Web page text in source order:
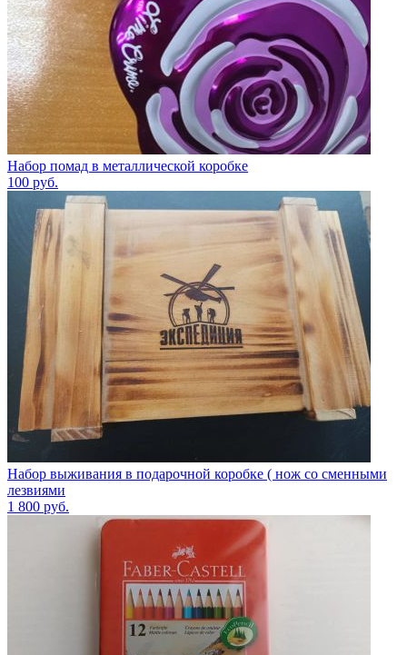
Набор помад в металлической коробке
100 руб.
Набор выживания в подарочной коробке ( нож со сменными
лезвиями
1 800 руб.